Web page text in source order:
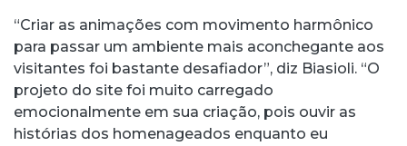
“Criar as animações com movimento harmônico
para passar um ambiente mais aconchegante aos
visitantes foi bastante desafiador”, diz Biasioli. “O
projeto do site foi muito carregado
emocionalmente em sua criação, pois ouvir as
histórias dos homenageados enquanto eu